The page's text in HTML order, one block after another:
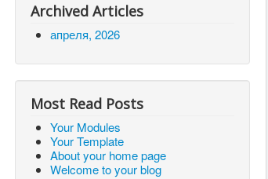
Archived Articles
апреля, 2026
Most Read Posts
Your Modules
Your Template
About your home page
Welcome to your blog